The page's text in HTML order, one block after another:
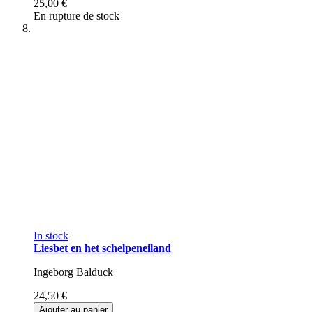
25,00 €
En rupture de stock
In stock
Liesbet en het schelpeneiland
Ingeborg Balduck
24,50 €
Ajouter au panier